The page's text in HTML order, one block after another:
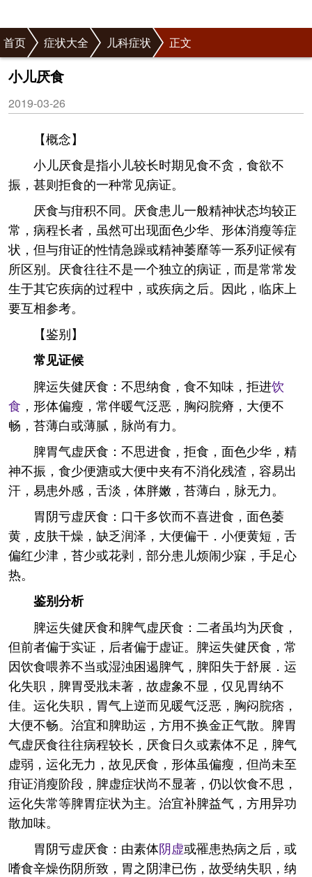
首页 症状大全 儿科症状 正文
小儿厌食
2019-03-26
【概念】
小儿厌食是指小儿较长时期见食不贪，食欲不
振，甚则拒食的一种常见病证。
厌食与疳积不同。厌食患儿一般精神状态均较正
常，病程长者，虽然可出现面色少华、形体消瘦等症
状，但与疳证的性情急躁或精神萎靡等一系列证候有
所区别。厌食往往不是一个独立的病证，而是常常发
生于其它疾病的过程中，或疾病之后。因此，临床上
要互相参考。
【鉴别】
常见证候
脾运失健厌食：不思纳食，食不知味，拒进饮
食 ，形体偏瘦，常伴暖气泛恶，胸闷脘瘠，大便不
畅，苔薄白或薄腻，脉尚有力。
脾胃气虚厌食：不思进食，拒食，面色少华，精
神不振，食少便溏或大便中夹有不消化残渣，容易出
汗，易患外感，舌淡，体胖嫩，苔薄白，脉无力。
胃阴亏虚厌食：口干多饮而不喜进食，面色萎
黄，皮肤干燥，缺乏润泽，大便偏干．小便黄短，舌
偏红少津，苔少或花剥，部分患儿烦闹少寐，手足心
热。
鉴别分析
脾运失健厌食和脾气虚厌食：二者虽均为厌食，
但前者偏于实证，后者偏于虚证。脾运失健厌食，常
因饮食喂养不当或湿浊困遏脾气，脾阳失于舒展．运
化失职，脾胃受戕未著，故虚象不显，仅见胃纳不
佳。运化失职，胃气上逆而见暖气泛恶，胸闷脘痞，
大便不畅。治宜和脾助运，方用不换金正气散。脾胃
气虚厌食往往病程较长，厌食日久或素体不足，脾气
虚弱，运化无力，故见厌食，形体虽偏瘦，但尚未至
疳证消瘦阶段，脾虚症状尚不显著，仍以饮食不思，
运化失常等脾胃症状为主。治宜补脾益气，方用异功
散加味。
胃阴亏虚厌食：由素体阴虚或罹患热病之后，或
嗜食辛燥伤阴所致，胃之阴津已伤，故受纳失职，纳